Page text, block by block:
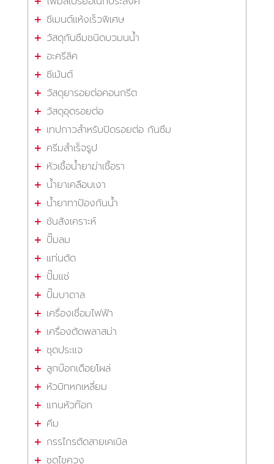
ซีเมนต์แห้งเร็วพิเศษ
วัสดุกันซึมชนิดบวมนน้ำ
อะครีลิค
ซีเม้นต์
วัสดุยารอยต่อคอนกรีต
วัสดุอุดรอยต่อ
เทปกาวสำหรับปิดรอยต่อ กันซึม
ครีมสำเร็จรูป
หัวเชื้อน้ำยาฆ่าเชื้อรา
น้ำยาเคลือบเงา
น้ำยาทาป้องกันน้ำ
ชันสังเคราะห์
ปั๊มลม
แท่นตัด
ปั๊มแช่
ปั๊มบาดาล
เครื่องเชื่อมไฟฟ้า
เครื่องตัดพลาสม่า
ชุดประแจ
ลูกบ๊อกเดือยโผล่
หัวบิทหกเหลี่ยม
แกนหัวท๊อก
คีม
กรรไกรตัดสายเคเบิล
ชุดไขควง